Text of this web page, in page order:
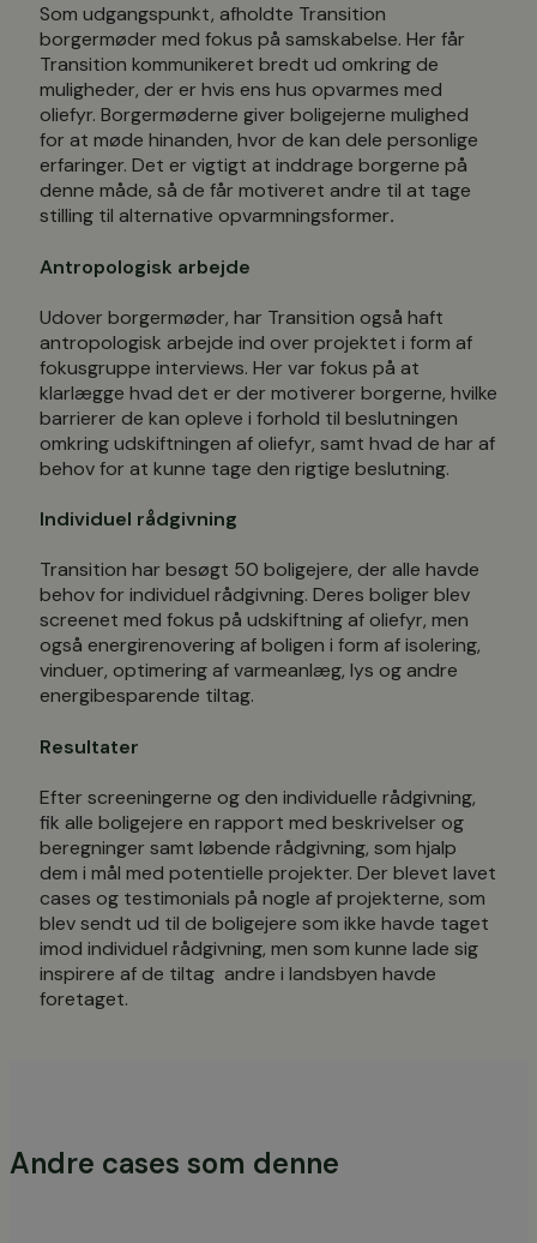
Som udgangspunkt, afholdte Transition
borgermøder med fokus på samskabelse. Her får
Transition kommunikeret bredt ud omkring de
muligheder, der er hvis ens hus opvarmes med
oliefyr. Borgermøderne giver boligejerne mulighed
for at møde hinanden, hvor de kan dele personlige
erfaringer. Det er vigtigt at inddrage borgerne på
denne måde, så de får motiveret andre til at tage
stilling til alternative opvarmningsformer.
Antropologisk arbejde
Udover borgermøder, har Transition også haft
antropologisk arbejde ind over projektet i form af
fokusgruppe interviews. Her var fokus på at
klarlægge hvad det er der motiverer borgerne, hvilke
barrierer de kan opleve i forhold til beslutningen
omkring udskiftningen af oliefyr, samt hvad de har af
behov for at kunne tage den rigtige beslutning.
Individuel rådgivning
Transition har besøgt 50 boligejere, der alle havde
behov for individuel rådgivning. Deres boliger blev
screenet med fokus på udskiftning af oliefyr, men
også energirenovering af boligen i form af isolering,
vinduer, optimering af varmeanlæg, lys og andre
energibesparende tiltag.
Resultater
Efter screeningerne og den individuelle rådgivning,
fik alle boligejere en rapport med beskrivelser og
beregninger samt løbende rådgivning, som hjalp
dem i mål med potentielle projekter. Der blevet lavet
cases og testimonials på nogle af projekterne, som
blev sendt ud til de boligejere som ikke havde taget
imod individuel rådgivning, men som kunne lade sig
inspirere af de tiltag andre i landsbyen havde
foretaget.
Andre cases som denne